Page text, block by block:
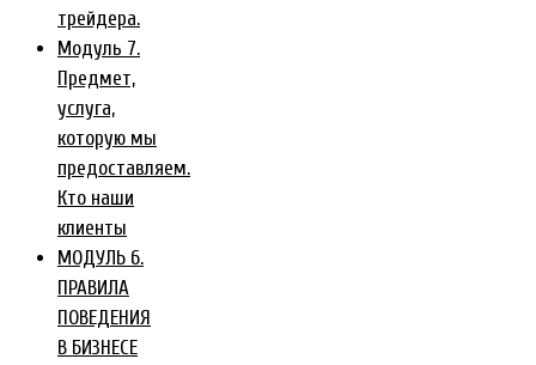
трейдера.
Модуль 7.
Предмет,
услуга,
которую мы
предоставляем.
Кто наши
клиенты
МОДУЛЬ 6.
ПРАВИЛА
ПОВЕДЕНИЯ
В БИЗНЕСЕ